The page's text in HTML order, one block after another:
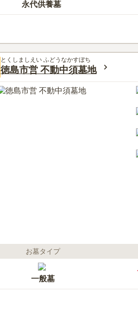
永代供養墓
とくしましえい ふどうなかすぼち
徳島市営 不動中須墓地
お墓タイプ
一般墓